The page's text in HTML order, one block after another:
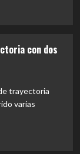
con dos
trayectoria
varias